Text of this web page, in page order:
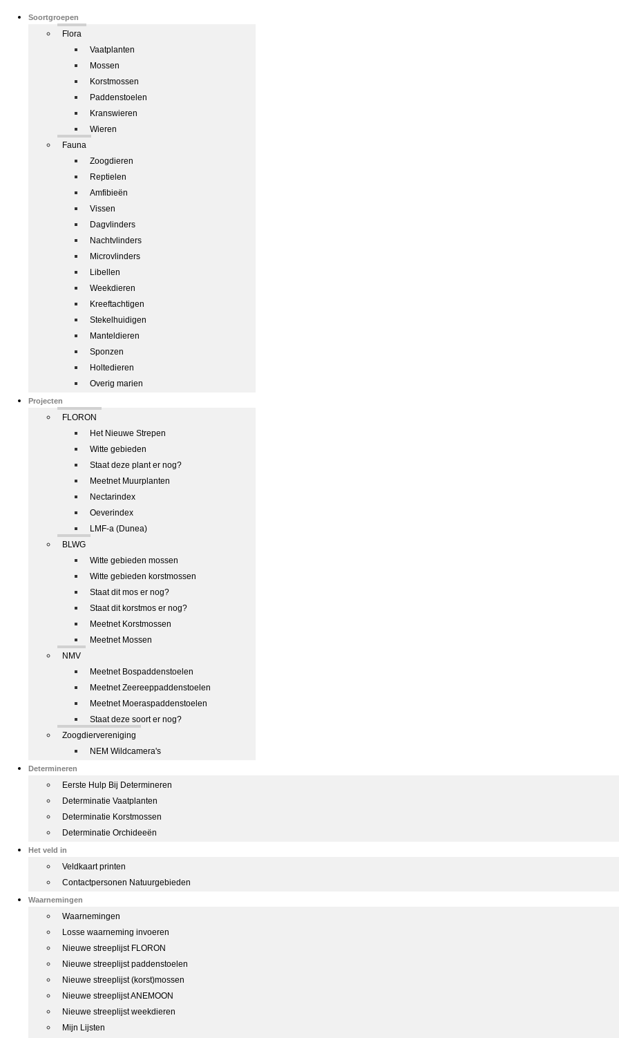
Soortgroepen
Flora
Vaatplanten
Mossen
Korstmossen
Paddenstoelen
Kranswieren
Wieren
Fauna
Zoogdieren
Reptielen
Amfibieën
Vissen
Dagvlinders
Nachtvlinders
Microvlinders
Libellen
Weekdieren
Kreeftachtigen
Stekelhuidigen
Manteldieren
Sponzen
Holtedieren
Overig marien
Projecten
FLORON
Het Nieuwe Strepen
Witte gebieden
Staat deze plant er nog?
Meetnet Muurplanten
Nectarindex
Oeverindex
LMF-a (Dunea)
BLWG
Witte gebieden mossen
Witte gebieden korstmossen
Staat dit mos er nog?
Staat dit korstmos er nog?
Meetnet Korstmossen
Meetnet Mossen
NMV
Meetnet Bospaddenstoelen
Meetnet Zeereeppaddenstoelen
Meetnet Moeraspaddenstoelen
Staat deze soort er nog?
Zoogdiervereniging
NEM Wildcamera's
Determineren
Eerste Hulp Bij Determineren
Determinatie Vaatplanten
Determinatie Korstmossen
Determinatie Orchideeën
Het veld in
Veldkaart printen
Contactpersonen Natuurgebieden
Waarnemingen
Waarnemingen
Losse waarneming invoeren
Nieuwe streeplijst FLORON
Nieuwe streeplijst paddenstoelen
Nieuwe streeplijst (korst)mossen
Nieuwe streeplijst ANEMOON
Nieuwe streeplijst weekdieren
Mijn Lijsten